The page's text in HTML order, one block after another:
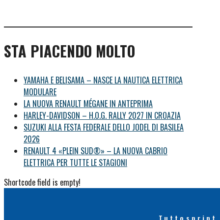
STA PIACENDO MOLTO
YAMAHA E BELISAMA – NASCE LA NAUTICA ELETTRICA
MODULARE
LA NUOVA RENAULT MÉGANE IN ANTEPRIMA
HARLEY-DAVIDSON – H.O.G. RALLY 2027 IN CROAZIA
SUZUKI ALLA FESTA FEDERALE DELLO JODEL DI BASILEA
2026
RENAULT 4 «PLEIN SUD®» – LA NUOVA CABRIO
ELETTRICA PER TUTTE LE STAGIONI
Shortcode field is empty!
Tuttosprint